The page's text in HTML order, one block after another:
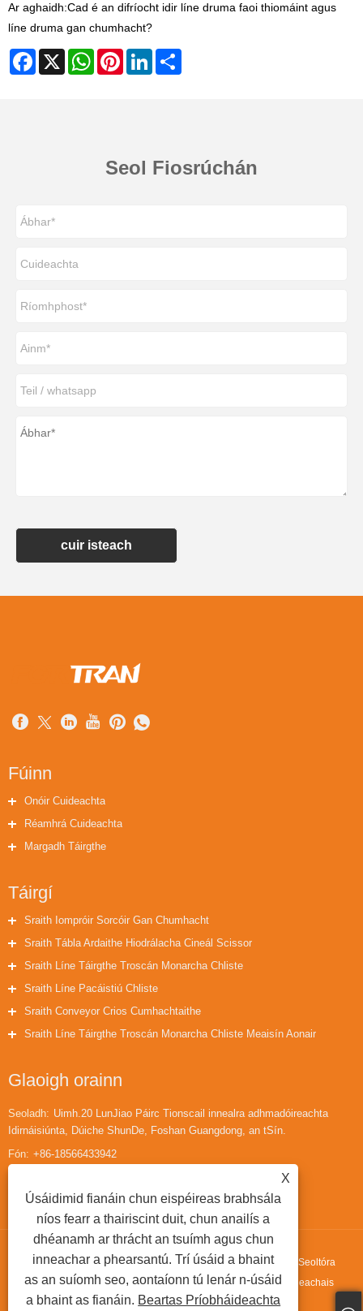
Ar aghaidh:Cad é an difríocht idir líne druma faoi thiomáint agus
líne druma gan chumhacht?
Facebook
X WhatsAppPinterestLinkedIn
Seol Fiosrúchán
cuir isteach
Fúinn
Onóir Cuideachta
Réamhrá Cuideachta
Margadh Táirgthe
Táirgí
Sraith Iompróir Sorcóir Gan Chumhacht
Sraith Tábla Ardaithe Hiodrálacha Cineál Scissor
Sraith Líne Táirgthe Troscán Monarcha Chliste
Sraith Líne Pacáistiú Chliste
Sraith Conveyor Crios Cumhachtaithe
Sraith Líne Táirgthe Troscán Monarcha Chliste Meaisín Aonair
Glaoigh orainn
Seoladh: Uimh.20 LunJiao Páirc Tionscail innealra adhmadóireachta
Idirnáisiúnta, Dúiche ShunDe, Foshan Guangdong, an tSín.
Fón: +86-18566433942
Cóipcheart © 2022 Guangdong Fortran Machinery Co., Ltd. - Líne Seoltóra
Sorcóir Gan Chumhacht, Tábla Ardaithe Cineál E, Meaisín Láimhdeachais
Sorcóireach - Gach ceart ar cosaint
X
Úsáidimid fianáin chun eispéireas brabhsála
níos fearr a thairiscint duit, chun anailís a
dhéanamh ar thrácht an tsuímh agus chun
inneachar a phearsantú. Trí úsáid a bhaint
as an suíomh seo, aontaíonn tú lenár n-úsáid
a bhaint as fianáin. Beartas Príobháideachta